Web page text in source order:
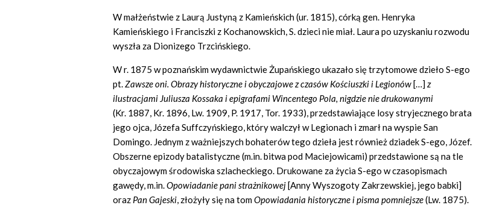
W małżeństwie z Laurą Justyną z Kamieńskich (ur. 1815), córką gen. Henryka
Kamieńskiego i Franciszki z Kochanowskich, S. dzieci nie miał. Laura po uzyskaniu rozwodu
wyszła za Dionizego Trzcińskiego.
W r. 1875 w poznańskim wydawnictwie Żupańskiego ukazało się trzytomowe dzieło S-ego
pt.Zawsze oni. Obrazy historyczne i obyczajowe z czasów Kościuszki i Legionów[…]z
ilustracjami Juliusza Kossaka i epigrafami Wincentego Pola, nigdzie nie drukowanymi
(Kr. 1887, Kr. 1896, Lw. 1909, P. 1917, Tor. 1933), przedstawiające losy stryjecznego brata
jego ojca, Józefa Suffczyńskiego, który walczył w Legionach i zmarł na wyspie San
Domingo. Jednym z ważniejszych bohaterów tego dzieła jest również dziadek S-ego, Józef.
Obszerne epizody batalistyczne (m.in. bitwa pod Maciejowicami) przedstawione są na tle
obyczajowym środowiska szlacheckiego. Drukowane za życia S-ego w czasopismach
gawędy, m.in.Opowiadanie pani strażnikowej[Anny Wyszogoty Zakrzewskiej, jego babki]
oraz Pan Gajeski, złożyły się na tomOpowiadania historyczne i pisma pomniejsze(Lw. 1875).